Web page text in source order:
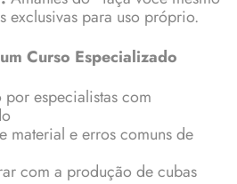
exclusivas para uso próprio.
Curso Especializado
especialistas com
material e erros comuns de
com a produção de cubas